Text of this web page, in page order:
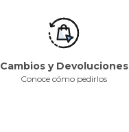
Cambios y Devoluciones
Conoce cómo pedirlos